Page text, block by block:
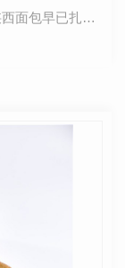
面包早已扎根
感的象征…